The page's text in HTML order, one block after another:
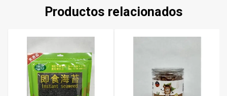
Productos relacionados